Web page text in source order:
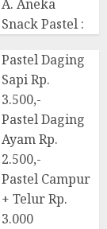
A. Aneka
Snack Pastel :
Pastel Daging
Sapi Rp.
3.500,-
Pastel Daging
Ayam Rp.
2.500,-
Pastel Campur
+ Telur Rp.
3.000